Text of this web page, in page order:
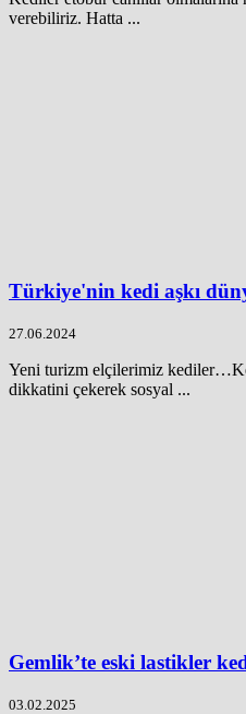
verebiliriz. Hatta ...
Türkiye'nin kedi aşkı
27.06.2024
Yeni turizm elçilerimiz
dikkatini çekerek sosyal ...
Gemlik’te eski lastikler
03.02.2025